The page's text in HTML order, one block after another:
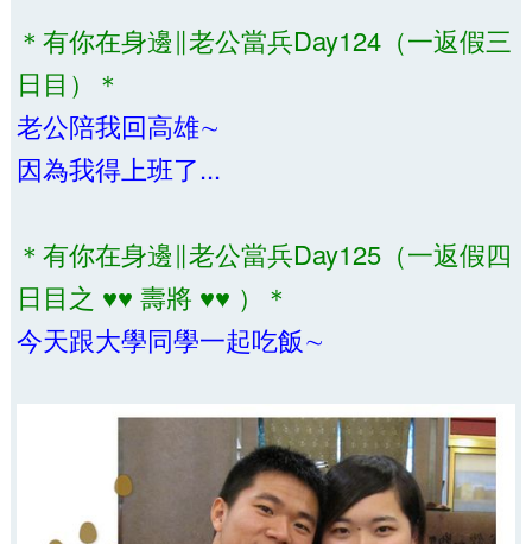
＊有你在身邊∥老公當兵Day124（一返假三
日目）＊
老公陪我回高雄∼
因為我得上班了...
＊有你在身邊∥老公當兵Day125（一返假四
日目之 ♥♥ 壽將 ♥♥ ）＊
今天跟大學同學一起吃飯∼